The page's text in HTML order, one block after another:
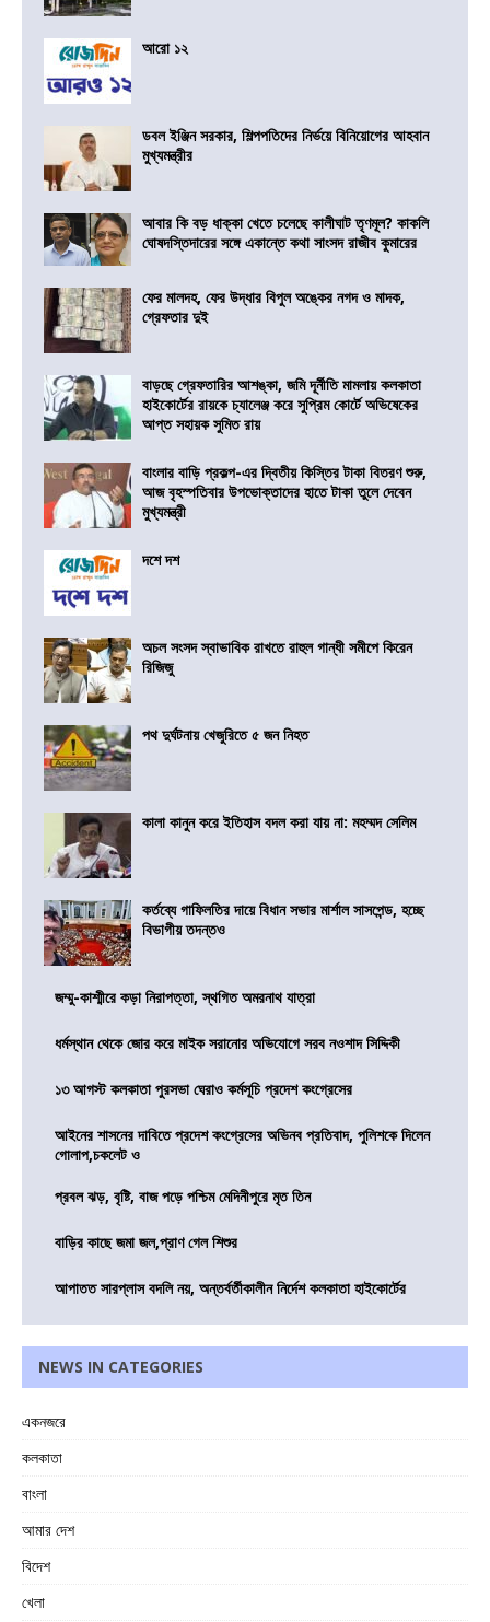
আরো ১২
ডবল ইঞ্জিন সরকার, শিল্পপতিদের নির্ভয়ে বিনিয়োগের আহবান
মুখ্যমন্ত্রীর
আবার কি বড় ধাক্কা খেতে চলেছে কালীঘাট তৃণমূল? কাকলি
ঘোষদস্তিদারের সঙ্গে একান্তে কথা সাংসদ রাজীব কুমারের
ফের মালদহ, ফের উদ্ধার বিপুল অঙ্কের নগদ ও মাদক,
গ্রেফতার দুই
বাড়ছে গ্রেফতারির আশঙ্কা, জমি দূর্নীতি মামলায় কলকাতা
হাইকোর্টের রায়কে চ্যালেঞ্জ করে সুপ্রিম কোর্টে অভিষেকের
আপ্ত সহায়ক সুমিত রায়
বাংলার বাড়ি প্রকল্প-এর দ্বিতীয় কিস্তির টাকা বিতরণ শুরু,
আজ বৃহস্পতিবার উপভোক্তাদের হাতে টাকা তুলে দেবেন
মুখ্যমন্ত্রী
দশে দশ
অচল সংসদ স্বাভাবিক রাখতে রাহুল গান্ধী সমীপে কিরেন
রিজিজু
পথ দুর্ঘটনায় খেজুরিতে ৫ জন নিহত
কালা কানুন করে ইতিহাস বদল করা যায় না: মহম্মদ সেলিম
কর্তব্যে গাফিলতির দায়ে বিধান সভার মার্শাল সাসপেন্ড, হচ্ছে
বিভাগীয় তদন্তও
জম্মু-কাশ্মীরে কড়া নিরাপত্তা, স্থগিত অমরনাথ যাত্রা
ধর্মস্থান থেকে জোর করে মাইক সরানোর অভিযোগে সরব নওশাদ সিদ্দিকী
১৩ আগস্ট কলকাতা পুরসভা ঘেরাও কর্মসূচি প্রদেশ কংগ্রেসের
আইনের শাসনের দাবিতে প্রদেশ কংগ্রেসের অভিনব প্রতিবাদ, পুলিশকে দিলেন
গোলাপ,চকলেট ও
প্রবল ঝড়, বৃষ্টি, বাজ পড়ে পশ্চিম মেদিনীপুরে মৃত তিন
বাড়ির কাছে জমা জল,প্রাণ গেল শিশুর
আপাতত সারপ্লাস বদলি নয়, অন্তর্বর্তীকালীন নির্দেশ কলকাতা হাইকোর্টের
NEWS IN CATEGORIES
একনজরে
কলকাতা
বাংলা
আমার দেশ
বিদেশ
খেলা